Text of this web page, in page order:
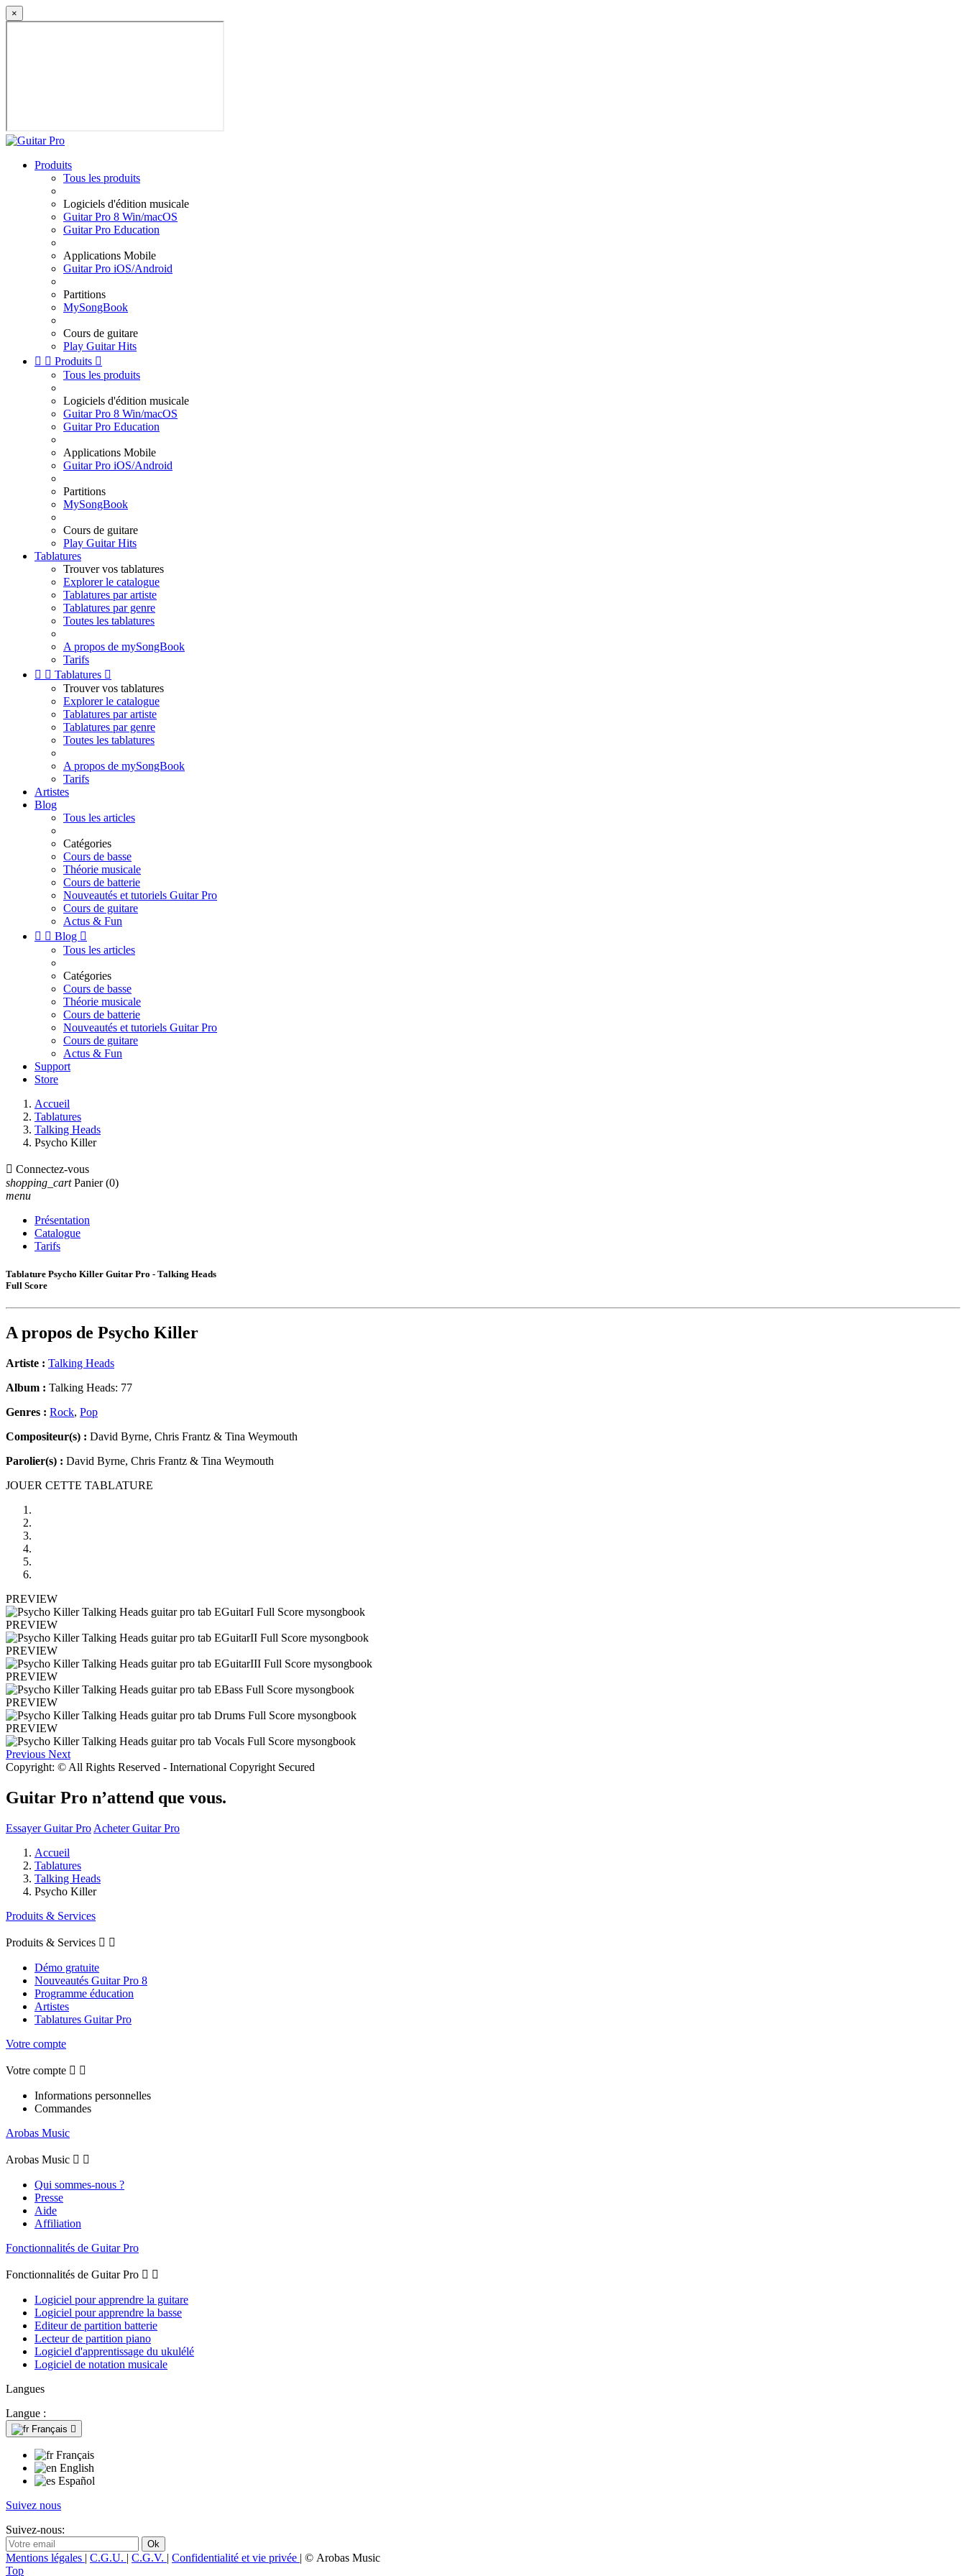
×
Produits
Tous les produits
Logiciels d'édition musicale
Guitar Pro 8 Win/macOS
Guitar Pro Education
Applications Mobile
Guitar Pro iOS/Android
Partitions
MySongBook
Cours de guitare
Play Guitar Hits
  Produits 
Tous les produits
Logiciels d'édition musicale
Guitar Pro 8 Win/macOS
Guitar Pro Education
Applications Mobile
Guitar Pro iOS/Android
Partitions
MySongBook
Cours de guitare
Play Guitar Hits
Tablatures
Trouver vos tablatures
Explorer le catalogue
Tablatures par artiste
Tablatures par genre
Toutes les tablatures
A propos de mySongBook
Tarifs
  Tablatures 
Trouver vos tablatures
Explorer le catalogue
Tablatures par artiste
Tablatures par genre
Toutes les tablatures
A propos de mySongBook
Tarifs
Artistes
Blog
Tous les articles
Catégories
Cours de basse
Théorie musicale
Cours de batterie
Nouveautés et tutoriels Guitar Pro
Cours de guitare
Actus & Fun
  Blog 
Tous les articles
Catégories
Cours de basse
Théorie musicale
Cours de batterie
Nouveautés et tutoriels Guitar Pro
Cours de guitare
Actus & Fun
Support
Store
Accueil
Tablatures
Talking Heads
Psycho Killer
 Connectez-vous
shopping_cart Panier (0)
menu
Présentation
Catalogue
Tarifs
Tablature Psycho Killer Guitar Pro - Talking Heads
Full Score
A propos de Psycho Killer
Artiste : Talking Heads
Album : Talking Heads: 77
Genres : Rock, Pop
Compositeur(s) : David Byrne, Chris Frantz & Tina Weymouth
Parolier(s) : David Byrne, Chris Frantz & Tina Weymouth
JOUER CETTE TABLATURE
PREVIEW
PREVIEW
PREVIEW
PREVIEW
PREVIEW
PREVIEW
Previous Next
Copyright: © All Rights Reserved - International Copyright Secured
Guitar Pro n’attend que vous.
Essayer Guitar Pro Acheter Guitar Pro
Accueil
Tablatures
Talking Heads
Psycho Killer
Produits & Services
Produits & Services  
Démo gratuite
Nouveautés Guitar Pro 8
Programme éducation
Artistes
Tablatures Guitar Pro
Votre compte
Votre compte  
Informations personnelles
Commandes
Arobas Music
Arobas Music  
Qui sommes-nous ?
Presse
Aide
Affiliation
Fonctionnalités de Guitar Pro
Fonctionnalités de Guitar Pro  
Logiciel pour apprendre la guitare
Logiciel pour apprendre la basse
Editeur de partition batterie
Lecteur de partition piano
Logiciel d'apprentissage du ukulélé
Logiciel de notation musicale
Langues
Langue :
Français 
Français
English
Español
Suivez nous
Suivez-nous:
Mentions légales | C.G.U. | C.G.V. | Confidentialité et vie privée | © Arobas Music
Top